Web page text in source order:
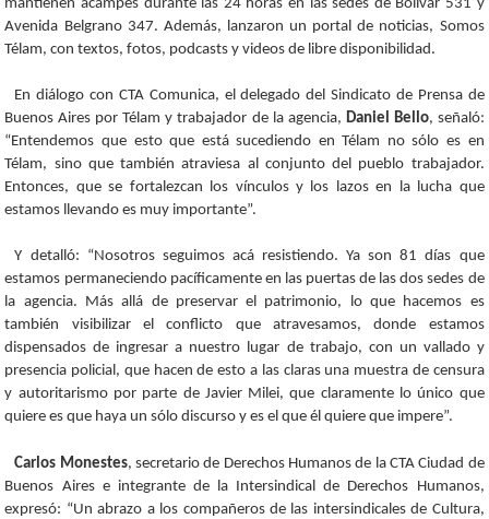
mantienen acampes durante las 24 horas en las sedes de Bolívar 531 y
Avenida Belgrano 347. Además, lanzaron un portal de noticias, Somos
Télam, con textos, fotos, podcasts y videos de libre disponibilidad.
En diálogo con CTA Comunica, el delegado del Sindicato de Prensa de
Buenos Aires por Télam y trabajador de la agencia, Daniel Bello, señaló:
“Entendemos que esto que está sucediendo en Télam no sólo es en
Télam, sino que también atraviesa al conjunto del pueblo trabajador.
Entonces, que se fortalezcan los vínculos y los lazos en la lucha que
estamos llevando es muy importante”.
Y detalló: “Nosotros seguimos acá resistiendo. Ya son 81 días que
estamos permaneciendo pacíficamente en las puertas de las dos sedes de
la agencia. Más allá de preservar el patrimonio, lo que hacemos es
también visibilizar el conflicto que atravesamos, donde estamos
dispensados de ingresar a nuestro lugar de trabajo, con un vallado y
presencia policial, que hacen de esto a las claras una muestra de censura
y autoritarismo por parte de Javier Milei, que claramente lo único que
quiere es que haya un sólo discurso y es el que él quiere que impere”.
Carlos Monestes, secretario de Derechos Humanos de la CTA Ciudad de
Buenos Aires e integrante de la Intersindical de Derechos Humanos,
expresó: “Un abrazo a los compañeros de las intersindicales de Cultura,